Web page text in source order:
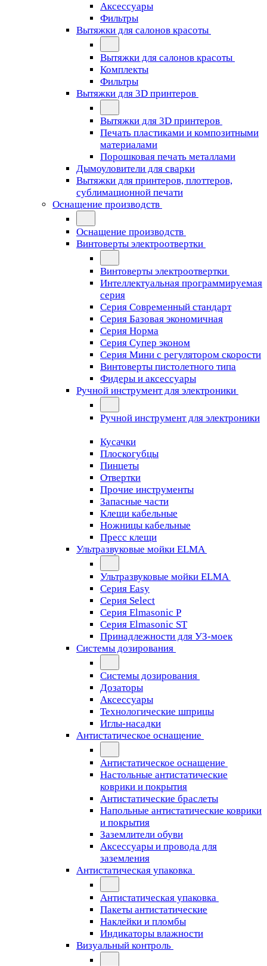
Аксессуары
Фильтры
Вытяжки для салонов красоты
Вытяжки для салонов красоты
Комплекты
Фильтры
Вытяжки для 3D принтеров
Вытяжки для 3D принтеров
Печать пластиками и композитными
материалами
Порошковая печать металлами
Дымоуловители для сварки
Вытяжки для принтеров, плоттеров,
сублимационной печати
Оснащение производств
Оснащение производств
Винтоверты электроотвертки
Винтоверты электроотвертки
Интеллектуальная программируемая
серия
Серия Современный стандарт
Серия Базовая экономичная
Серия Норма
Серия Cупер эконом
Серия Мини с регулятором скорости
Винтоверты пистолетного типа
Фидеры и аксессуары
Ручной инструмент для электроники
Ручной инструмент для электроники
Кусачки
Плоскогубцы
Пинцеты
Отвертки
Прочие инструменты
Запасные части
Клещи кабельные
Ножницы кабельные
Пресс клещи
Ультразвуковые мойки ELMA
Ультразвуковые мойки ELMA
Серия Easy
Серия Select
Серия Elmasonic P
Серия Elmasonic ST
Принадлежности для УЗ-моек
Системы дозирования
Системы дозирования
Дозаторы
Аксессуары
Технологические шприцы
Иглы-насадки
Антистатическое оснащение
Антистатическое оснащение
Настольные антистатические
коврики и покрытия
Антистатические браслеты
Напольные антистатические коврики
и покрытия
Заземлители обуви
Аксессуары и провода для
заземления
Антистатическая упаковка
Антистатическая упаковка
Пакеты антистатические
Наклейки и пломбы
Индикаторы влажности
Визуальный контроль